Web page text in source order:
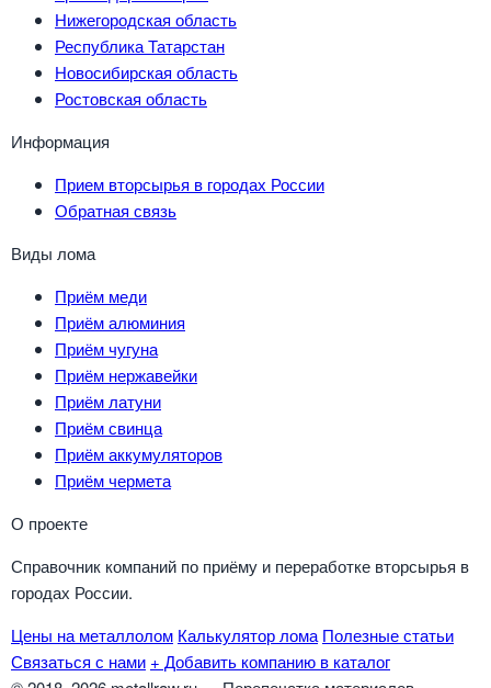
Нижегородская область
Республика Татарстан
Новосибирская область
Ростовская область
Информация
Прием вторсырья в городах России
Обратная связь
Виды лома
Приём меди
Приём алюминия
Приём чугуна
Приём нержавейки
Приём латуни
Приём свинца
Приём аккумуляторов
Приём чермета
О проекте
Справочник компаний по приёму и переработке вторсырья в
городах России.
Цены на металлолом Калькулятор лома Полезные статьи
Связаться с нами + Добавить компанию в каталог